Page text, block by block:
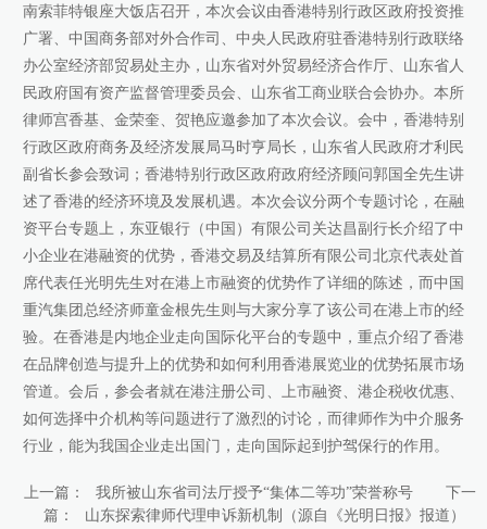
康桥法治研究院
康桥出版
南索菲特银座大饭店召开，本次会议由香港特别行政区政府投资推
广署、中国商务部对外合作司、中央人民政府驻香港特别行政联络
办公室经济部贸易处主办，山东省对外贸易经济合作厅、山东省人
民政府国有资产监督管理委员会、山东省工商业联合会协办。本所
律师宫香基、金荣奎、贺艳应邀参加了本次会议。会中，香港特别
行政区政府商务及经济发展局马时亨局长，山东省人民政府才利民
副省长参会致词；香港特别行政区政府政府经济顾问郭国全先生讲
述了香港的经济环境及发展机遇。本次会议分两个专题讨论，在融
资平台专题上，东亚银行（中国）有限公司关达昌副行长介绍了中
小企业在港融资的优势，香港交易及结算所有限公司北京代表处首
席代表任光明先生对在港上市融资的优势作了详细的陈述，而中国
重汽集团总经济师童金根先生则与大家分享了该公司在港上市的经
验。在香港是内地企业走向国际化平台的专题中，重点介绍了香港
在品牌创造与提升上的优势和如何利用香港展览业的优势拓展市场
管道。会后，参会者就在港注册公司、上市融资、港企税收优惠、
如何选择中介机构等问题进行了激烈的讨论，而律师作为中介服务
行业，能为我国企业走出国门，走向国际起到护驾保行的作用。
上一篇： 我所被山东省司法厅授予“集体二等功”荣誉称号
下一
篇：
山东探索律师代理申诉新机制（源自《光明日报》报道）